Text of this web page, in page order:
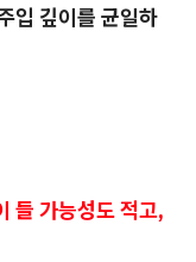
입 깊이를 균일하
들 가능성도 적고,